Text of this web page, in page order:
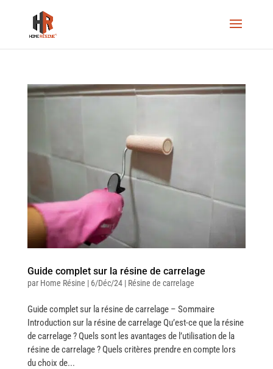
Guide complet sur la résine de carrelage
par Home Résine | 6/Déc/24| Résine de carrelage
Guide complet sur la résine de carrelage – Sommaire
Introduction sur la résine de carrelage Qu’est-ce que la résine
de carrelage ? Quels sont les avantages de l’utilisation de la
résine de carrelage ? Quels critères prendre en compte lors
du choix de...